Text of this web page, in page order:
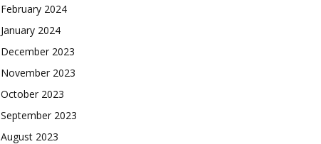
February 2024
January 2024
December 2023
November 2023
October 2023
September 2023
August 2023